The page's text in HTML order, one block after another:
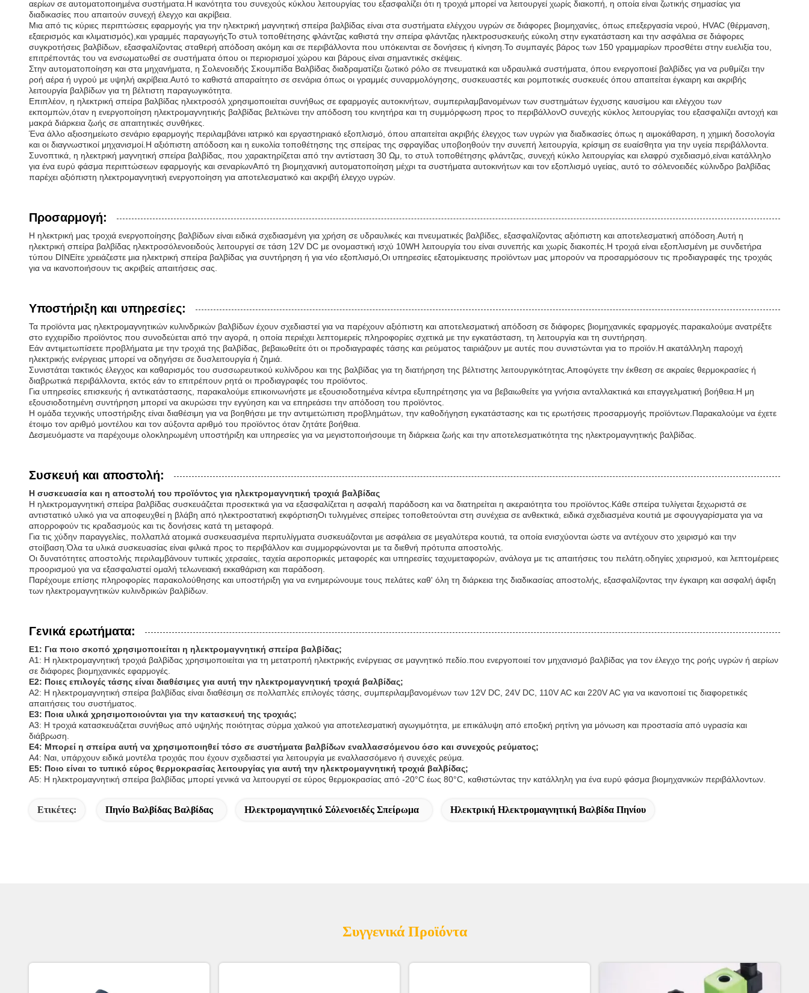
αερίων σε αυτοματοποιημένα συστήματα.Η ικανότητα του συνεχούς κύκλου λειτουργίας του εξασφαλίζει ότι η τροχιά μπορεί να λειτουργεί χωρίς διακοπή, η οποία είναι ζωτικής σημασίας για
διαδικασίες που απαιτούν συνεχή έλεγχο και ακρίβεια.
Μια από τις κύριες περιπτώσεις εφαρμογής για την ηλεκτρική μαγνητική σπείρα βαλβίδας είναι στα συστήματα ελέγχου υγρών σε διάφορες βιομηχανίες, όπως επεξεργασία νερού, HVAC (θέρμανση,
εξαερισμός και κλιματισμός),και γραμμές παραγωγήςΤο στυλ τοποθέτησης φλάντζας καθιστά την σπείρα φλάντζας ηλεκτροσυσκευής εύκολη στην εγκατάσταση και την ασφάλεια σε διάφορες
συγκροτήσεις βαλβίδων, εξασφαλίζοντας σταθερή απόδοση ακόμη και σε περιβάλλοντα που υπόκεινται σε δονήσεις ή κίνηση.Το συμπαγές βάρος των 150 γραμμαρίων προσθέτει στην ευελιξία του,
επιτρέποντάς του να ενσωματωθεί σε συστήματα όπου οι περιορισμοί χώρου και βάρους είναι σημαντικές σκέψεις.
Στην αυτοματοποίηση και στα μηχανήματα, η Σολενοειδής Σκουμπίδα Βαλβίδας διαδραματίζει ζωτικό ρόλο σε πνευματικά και υδραυλικά συστήματα, όπου ενεργοποιεί βαλβίδες για να ρυθμίζει την
ροή αέρα ή υγρού με υψηλή ακρίβεια.Αυτό το καθιστά απαραίτητο σε σενάρια όπως οι γραμμές συναρμολόγησης, συσκευαστές και ρομποτικές συσκευές όπου απαιτείται έγκαιρη και ακριβής
λειτουργία βαλβίδων για τη βέλτιστη παραγωγικότητα.
Επιπλέον, η ηλεκτρική σπείρα βαλβίδας ηλεκτροσόλ χρησιμοποιείται συνήθως σε εφαρμογές αυτοκινήτων, συμπεριλαμβανομένων των συστημάτων έγχυσης καυσίμου και ελέγχου των
εκπομπών,όταν η ενεργοποίηση ηλεκτρομαγνητικής βαλβίδας βελτιώνει την απόδοση του κινητήρα και τη συμμόρφωση προς το περιβάλλονΟ συνεχής κύκλος λειτουργίας του εξασφαλίζει αντοχή και
μακρά διάρκεια ζωής σε απαιτητικές συνθήκες.
Ένα άλλο αξιοσημείωτο σενάριο εφαρμογής περιλαμβάνει ιατρικό και εργαστηριακό εξοπλισμό, όπου απαιτείται ακριβής έλεγχος των υγρών για διαδικασίες όπως η αιμοκάθαρση, η χημική δοσολογία
και οι διαγνωστικοί μηχανισμοί.Η αξιόπιστη απόδοση και η ευκολία τοποθέτησης της σπείρας της σφραγίδας υποβοηθούν την συνεπή λειτουργία, κρίσιμη σε ευαίσθητα για την υγεία περιβάλλοντα.
Συνοπτικά, η ηλεκτρική μαγνητική σπείρα βαλβίδας, που χαρακτηρίζεται από την αντίσταση 30 Ωμ, το στυλ τοποθέτησης φλάντζας, συνεχή κύκλο λειτουργίας και ελαφρύ σχεδιασμό,είναι κατάλληλο
για ένα ευρύ φάσμα περιπτώσεων εφαρμογής και σεναρίωνΑπό τη βιομηχανική αυτοματοποίηση μέχρι τα συστήματα αυτοκινήτων και τον εξοπλισμό υγείας, αυτό το σόλενοειδές κύλινδρο βαλβίδας
παρέχει αξιόπιστη ηλεκτρομαγνητική ενεργοποίηση για αποτελεσματικό και ακριβή έλεγχο υγρών.
Προσαρμογή:
Η ηλεκτρική μας τροχιά ενεργοποίησης βαλβίδων είναι ειδικά σχεδιασμένη για χρήση σε υδραυλικές και πνευματικές βαλβίδες, εξασφαλίζοντας αξιόπιστη και αποτελεσματική απόδοση.Αυτή η
ηλεκτρική σπείρα βαλβίδας ηλεκτροσόλενοειδούς λειτουργεί σε τάση 12V DC με ονομαστική ισχύ 10WΗ λειτουργία του είναι συνεπής και χωρίς διακοπές.Η τροχιά είναι εξοπλισμένη με συνδετήρα
τύπου DINΕίτε χρειάζεστε μια ηλεκτρική σπείρα βαλβίδας για συντήρηση ή για νέο εξοπλισμό,Οι υπηρεσίες εξατομίκευσης προϊόντων μας μπορούν να προσαρμόσουν τις προδιαγραφές της τροχιάς
για να ικανοποιήσουν τις ακριβείς απαιτήσεις σας.
Υποστήριξη και υπηρεσίες:
Τα προϊόντα μας ηλεκτρομαγνητικών κυλινδρικών βαλβίδων έχουν σχεδιαστεί για να παρέχουν αξιόπιστη και αποτελεσματική απόδοση σε διάφορες βιομηχανικές εφαρμογές.παρακαλούμε ανατρέξτε
στο εγχειρίδιο προϊόντος που συνοδεύεται από την αγορά, η οποία περιέχει λεπτομερείς πληροφορίες σχετικά με την εγκατάσταση, τη λειτουργία και τη συντήρηση.
Εάν αντιμετωπίσετε προβλήματα με την τροχιά της βαλβίδας, βεβαιωθείτε ότι οι προδιαγραφές τάσης και ρεύματος ταιριάζουν με αυτές που συνιστώνται για το προϊόν.Η ακατάλληλη παροχή
ηλεκτρικής ενέργειας μπορεί να οδηγήσει σε δυσλειτουργία ή ζημιά.
Συνιστάται τακτικός έλεγχος και καθαρισμός του συσσωρευτικού κυλίνδρου και της βαλβίδας για τη διατήρηση της βέλτιστης λειτουργικότητας.Αποφύγετε την έκθεση σε ακραίες θερμοκρασίες ή
διαβρωτικά περιβάλλοντα, εκτός εάν το επιτρέπουν ρητά οι προδιαγραφές του προϊόντος.
Για υπηρεσίες επισκευής ή αντικατάστασης, παρακαλούμε επικοινωνήστε με εξουσιοδοτημένα κέντρα εξυπηρέτησης για να βεβαιωθείτε για γνήσια ανταλλακτικά και επαγγελματική βοήθεια.Η μη
εξουσιοδοτημένη συντήρηση μπορεί να ακυρώσει την εγγύηση και να επηρεάσει την απόδοση του προϊόντος.
Η ομάδα τεχνικής υποστήριξης είναι διαθέσιμη για να βοηθήσει με την αντιμετώπιση προβλημάτων, την καθοδήγηση εγκατάστασης και τις ερωτήσεις προσαρμογής προϊόντων.Παρακαλούμε να έχετε
έτοιμο τον αριθμό μοντέλου και τον αύξοντα αριθμό του προϊόντος όταν ζητάτε βοήθεια.
Δεσμευόμαστε να παρέχουμε ολοκληρωμένη υποστήριξη και υπηρεσίες για να μεγιστοποιήσουμε τη διάρκεια ζωής και την αποτελεσματικότητα της ηλεκτρομαγνητικής βαλβίδας.
Συσκευή και αποστολή:
Η συσκευασία και η αποστολή του προϊόντος για ηλεκτρομαγνητική τροχιά βαλβίδας
Η ηλεκτρομαγνητική σπείρα βαλβίδας συσκευάζεται προσεκτικά για να εξασφαλίζεται η ασφαλή παράδοση και να διατηρείται η ακεραιότητα του προϊόντος.Κάθε σπείρα τυλίγεται ξεχωριστά σε
αντιστατικό υλικό για να αποφευχθεί η βλάβη από ηλεκτροστατική εκφόρτισηΟι τυλιγμένες σπείρες τοποθετούνται στη συνέχεια σε ανθεκτικά, ειδικά σχεδιασμένα κουτιά με σφουγγαρίσματα για να
απορροφούν τις κραδασμούς και τις δονήσεις κατά τη μεταφορά.
Για τις χύδην παραγγελίες, πολλαπλά ατομικά συσκευασμένα περιτυλίγματα συσκευάζονται με ασφάλεια σε μεγαλύτερα κουτιά, τα οποία ενισχύονται ώστε να αντέχουν στο χειρισμό και την
στοίβαση.Όλα τα υλικά συσκευασίας είναι φιλικά προς το περιβάλλον και συμμορφώνονται με τα διεθνή πρότυπα αποστολής.
Οι δυνατότητες αποστολής περιλαμβάνουν τυπικές χερσαίες, ταχεία αεροπορικές μεταφορές και υπηρεσίες ταχυμεταφορών, ανάλογα με τις απαιτήσεις του πελάτη.οδηγίες χειρισμού, και λεπτομέρειες
προορισμού για να εξασφαλιστεί ομαλή τελωνειακή εκκαθάριση και παράδοση.
Παρέχουμε επίσης πληροφορίες παρακολούθησης και υποστήριξη για να ενημερώνουμε τους πελάτες καθ' όλη τη διάρκεια της διαδικασίας αποστολής, εξασφαλίζοντας την έγκαιρη και ασφαλή άφιξη
των ηλεκτρομαγνητικών κυλινδρικών βαλβίδων.
Γενικά ερωτήματα:
Ε1: Για ποιο σκοπό χρησιμοποιείται η ηλεκτρομαγνητική σπείρα βαλβίδας;
Α1: Η ηλεκτρομαγνητική τροχιά βαλβίδας χρησιμοποιείται για τη μετατροπή ηλεκτρικής ενέργειας σε μαγνητικό πεδίο.που ενεργοποιεί τον μηχανισμό βαλβίδας για τον έλεγχο της ροής υγρών ή αερίων
σε διάφορες βιομηχανικές εφαρμογές.
Ε2: Ποιες επιλογές τάσης είναι διαθέσιμες για αυτή την ηλεκτρομαγνητική τροχιά βαλβίδας;
Α2: Η ηλεκτρομαγνητική σπείρα βαλβίδας είναι διαθέσιμη σε πολλαπλές επιλογές τάσης, συμπεριλαμβανομένων των 12V DC, 24V DC, 110V AC και 220V AC για να ικανοποιεί τις διαφορετικές
απαιτήσεις του συστήματος.
Ε3: Ποια υλικά χρησιμοποιούνται για την κατασκευή της τροχιάς;
Α3: Η τροχιά κατασκευάζεται συνήθως από υψηλής ποιότητας σύρμα χαλκού για αποτελεσματική αγωγιμότητα, με επικάλυψη από εποξική ρητίνη για μόνωση και προστασία από υγρασία και
διάβρωση.
Ε4: Μπορεί η σπείρα αυτή να χρησιμοποιηθεί τόσο σε συστήματα βαλβίδων εναλλασσόμενου όσο και συνεχούς ρεύματος;
Α4: Ναι, υπάρχουν ειδικά μοντέλα τροχιάς που έχουν σχεδιαστεί για λειτουργία με εναλλασσόμενο ή συνεχές ρεύμα.
Ε5: Ποιο είναι το τυπικό εύρος θερμοκρασίας λειτουργίας για αυτή την ηλεκτρομαγνητική τροχιά βαλβίδας;
Α5: Η ηλεκτρομαγνητική σπείρα βαλβίδας μπορεί γενικά να λειτουργεί σε εύρος θερμοκρασίας από -20°C έως 80°C, καθιστώντας την κατάλληλη για ένα ευρύ φάσμα βιομηχανικών περιβάλλοντων.
Ετικέτες: Πηνίο Βαλβίδας Βαλβίδας Ηλεκτρομαγνητικό Σόλενοειδές Σπείρωμα Ηλεκτρική Ηλεκτρομαγνητική Βαλβίδα Πηνίου
Συγγενικά Προϊόντα